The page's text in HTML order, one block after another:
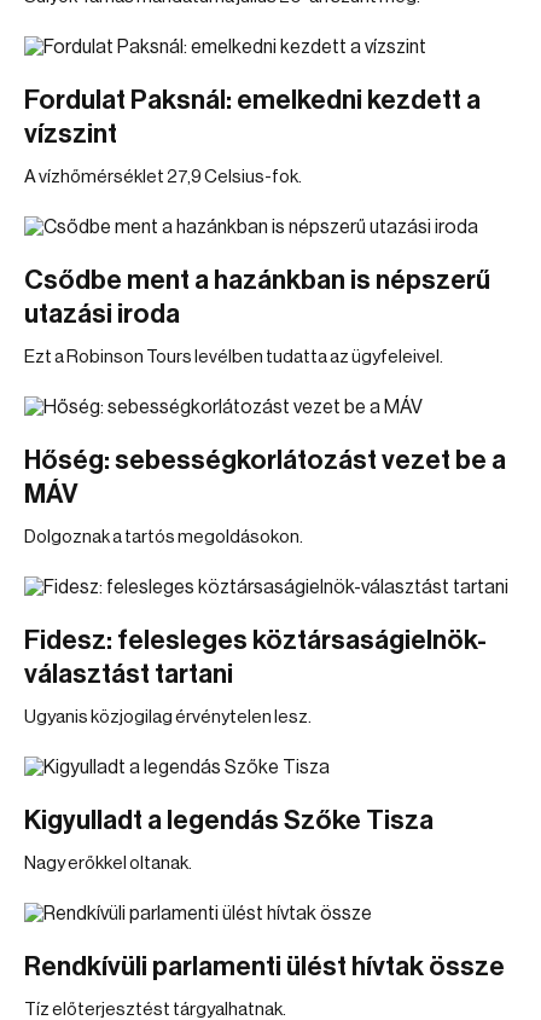
Fordulat Paksnál: emelkedni kezdett a
vízszint
A vízhőmérséklet 27,9 Celsius-fok.
Csődbe ment a hazánkban is népszerű
utazási iroda
Ezt a Robinson Tours levélben tudatta az ügyfeleivel.
Hőség: sebességkorlátozást vezet be a
MÁV
Dolgoznak a tartós megoldásokon.
Fidesz: felesleges köztársaságielnök-
választást tartani
Ugyanis közjogilag érvénytelen lesz.
Kigyulladt a legendás Szőke Tisza
Nagy erőkkel oltanak.
Rendkívüli parlamenti ülést hívtak össze
Tíz előterjesztést tárgyalhatnak.